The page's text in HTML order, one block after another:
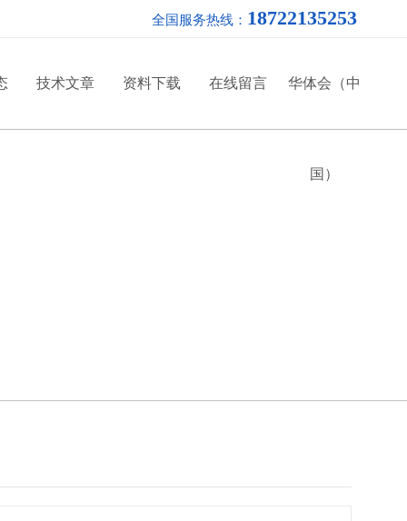
全国服务热线： 18722135253
技术文章 资料下载 在线留言 华体会（中
国）